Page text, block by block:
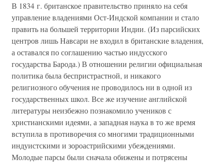
В 1834 г. британское правительство приняло на себя
управление владениями Ост-Индской компании и стало
править на большей территории Индии. (Из парсийских
центров лишь Навсари не входил в британские владения,
а оставался по соглашению частью индусского
государства Барода.) В отношении религии официальная
политика была беспристрастной, и никакого
религиозного обучения не проводилось ни в одной из
государственных школ. Все же изучение английской
литературы неизбежно познакомило учеников с
христианскими идеями, а западная наука в то же время
вступила в противоречия со многими традиционными
индуистскими и зороастрийскими убеждениями.
Молодые парсы были сначала обижены и потрясены